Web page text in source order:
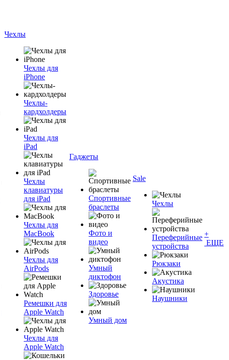
Чехлы
Чехлы для
iPhone
Чехлы-
кардхолдеры
Чехлы для
iPad
Чехлы
клавиатуры
для iPad
Чехлы для
MacBook
Чехлы для
AirPods
Ремешки для
Apple Watch
Чехлы для
Apple Watch
Гаджеты
Спортивные
браслеты
Фото и
видео
Умный
диктофон
Здоровье
Умный дом
Sale
Чехлы
Переферийные
устройства
Рюкзаки
Акустика
Наушники
+
ЕЩЕ